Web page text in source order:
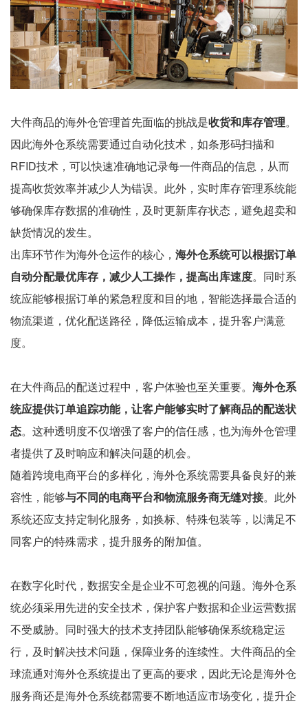
大件商品的海外仓管理首先面临的挑战是收货和库存管理。
因此海外仓系统需要通过自动化技术，如条形码扫描和
RFID技术，可以快速准确地记录每一件商品的信息，从而
提高收货效率并减少人为错误。此外，实时库存管理系统能
够确保库存数据的准确性，及时更新库存状态，避免超卖和
缺货情况的发生。
出库环节作为海外仓运作的核心， 海外仓系统可以根据订单
自动分配最优库存，减少人工操作，提高出库速度。同时系
统应能够根据订单的紧急程度和目的地，智能选择最合适的
物流渠道，优化配送路径，降低运输成本，提升客户满意
度。
在大件商品的配送过程中，客户体验也至关重要。 海外仓系
统应提供订单追踪功能，让客户能够实时了解商品的配送状
态。这种透明度不仅增强了客户的信任感，也为海外仓管理
者提供了及时响应和解决问题的机会。
随着跨境电商平台的多样化，海外仓系统需要具备良好的兼
容性，能够与不同的电商平台和物流服务商无缝对接。此外
系统还应支持定制化服务，如换标、特殊包装等，以满足不
同客户的特殊需求，提升服务的附加值。
在数字化时代，数据安全是企业不可忽视的问题。海外仓系
统必须采用先进的安全技术，保护客户数据和企业运营数据
不受威胁。同时强大的技术支持团队能够确保系统稳定运
行，及时解决技术问题，保障业务的连续性。大件商品的全
球流通对海外仓系统提出了更高的要求，因此无论是海外仓
服务商还是海外仓系统都需要不断地适应市场变化，提升企